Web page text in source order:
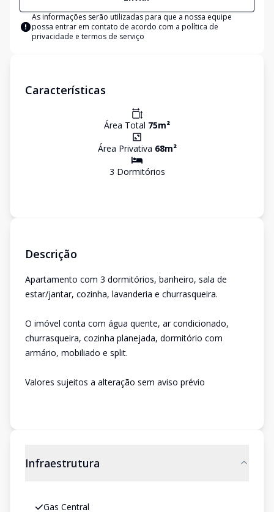
As informações serão utilizadas para que a nossa equipe
possa entrar em contato de acordo com a política de
privacidade e termos de serviço
Características
Área Total 75m²
Área Privativa 68m²
3 Dormitórios
Descrição
Apartamento com 3 dormitórios, banheiro, sala de
estar/jantar, cozinha, lavanderia e churrasqueira.
O imóvel conta com água quente, ar condicionado,
churrasqueira, cozinha planejada, dormitório com
armário, mobiliado e split.
Valores sujeitos a alteração sem aviso prévio
Infraestrutura
Gas Central